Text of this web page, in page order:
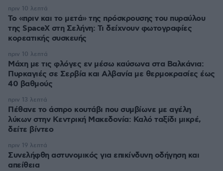
Το «πριν και το μετά» της πρόσκρουσης του πυραύλου
της SpaceX στη Σελήνη: Τι δείχνουν φωτογραφίες
κορεατικής συσκευής
πριν 10 λεπτά
Μάχη με τις φλόγες εν μέσω καύσωνα στα Βαλκάνια:
Πυρκαγιές σε Σερβία και Αλβανία με θερμοκρασίες έως
40 βαθμούς
πριν 10 λεπτά
Πέθανε το άσπρο κουτάβι που συμβίωνε με αγέλη
λύκων στην Κεντρική Μακεδονία: Καλό ταξίδι μικρέ,
δείτε βίντεο
πριν 13 λεπτά
Συνελήφθη αστυνομικός για επικίνδυνη οδήγηση και
απείθεια
πριν 19 λεπτά